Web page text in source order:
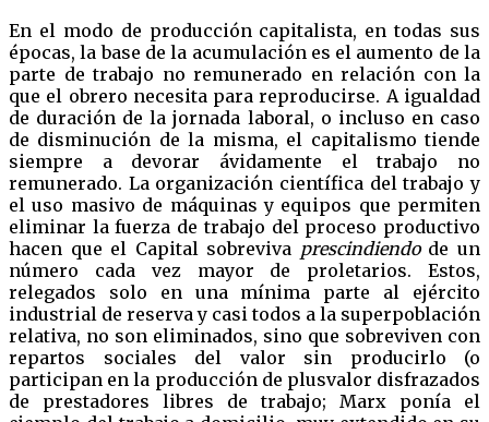
En el modo de producción capitalista, en todas sus
épocas, la base de la acumulación es el aumento de la
parte de trabajo no remunerado en relación con la
que el obrero necesita para reproducirse. A igualdad
de duración de la jornada laboral, o incluso en caso
de disminución de la misma, el capitalismo tiende
siempre a devorar ávidamente el trabajo no
remunerado. La organización científica del trabajo y
el uso masivo de máquinas y equipos que permiten
eliminar la fuerza de trabajo del proceso productivo
hacen que el Capital sobreviva prescindiendode un
número cada vez mayor de proletarios. Estos,
relegados solo en una mínima parte al ejército
industrial de reserva y casi todos a la superpoblación
relativa, no son eliminados, sino que sobreviven con
repartos sociales del valor sin producirlo (o
participan en la producción de plusvalor disfrazados
de prestadores libres de trabajo; Marx ponía el